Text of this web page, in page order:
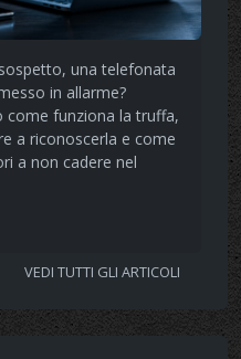
una telefonata
in allarme?
come funziona la truffa,
a riconoscerla e come
a non cadere nel
VEDI TUTTI GLI ARTICOLI